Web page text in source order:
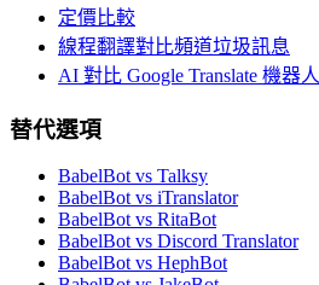
定價比較
線程翻譯對比頻道垃圾訊息
AI 對比 Google Translate 機器人
替代選項
BabelBot vs Talksy
BabelBot vs iTranslator
BabelBot vs RitaBot
BabelBot vs Discord Translator
BabelBot vs HephBot